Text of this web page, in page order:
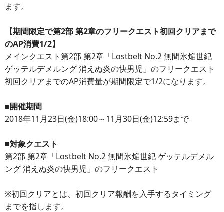
ます。
【期間限定で第2部 第2章のフリークエスト初回クリアまで
のAP消費1/2】
メインクエスト第2部 第2章「Lostbelt No.2 無間氷焔世紀
ゲッテルデメルング 消えぬ炎の快男児」のフリークエスト
初回クリアまでのAP消費量が期間限定で1/2になります。
■開催期間
2018年11月23日(金)18:00～11月30日(金)12:59まで
■対象クエスト
第2部 第2章「Lostbelt No.2 無間氷焔世紀 ゲッテルデメル
ング 消えぬ炎の快男児」のフリークエスト
※初回クリアとは、初回クリア報酬を入手するタイミング
までを指します。